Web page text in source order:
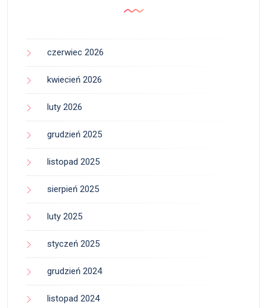
czerwiec 2026
kwiecień 2026
luty 2026
grudzień 2025
listopad 2025
sierpień 2025
luty 2025
styczeń 2025
grudzień 2024
listopad 2024